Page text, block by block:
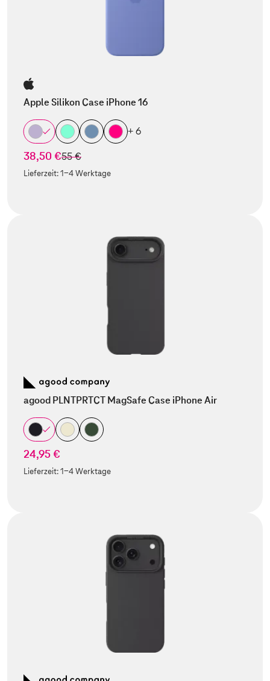
Apple Silikon Case iPhone 16
+ 6
38,50 €statt
55 €
Lieferzeit:1-4 Werktage
agood PLNTPRTCT MagSafe Case iPhone Air
24,95 €
Lieferzeit:1-4 Werktage